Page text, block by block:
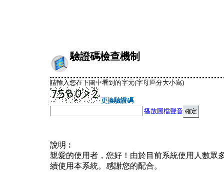
驗證碼檢查機制
請輸入您在下圖中看到的字元(字母區分大小寫)
更換驗證碼
播放圖檔聲音
說明︰
親愛的使用者，您好！由於目前系統使用人數眾
續使用本系統。感謝您的配合。